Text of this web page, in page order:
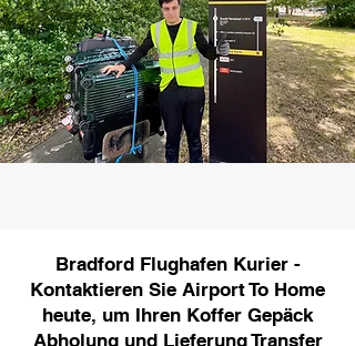
Bradford Flughafen Kurier -
Kontaktieren Sie Airport To Home
heute, um Ihren Koffer Gepäck
Abholung und Lieferung Transfer